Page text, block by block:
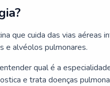
que cuida das vias aéreas
e alvéolos pulmonares.
qual é a
e trata doenças